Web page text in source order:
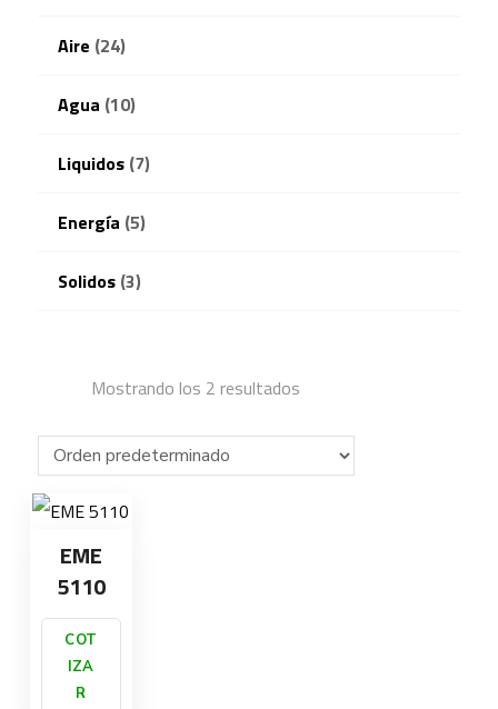
Aire (24)
Agua (10)
Liquidos(7)
Energía (5)
Solidos(3)
Mostrando los 2 resultados
EME
5110
COT
IZA
R